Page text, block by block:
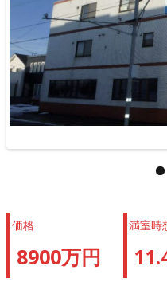
価格
8900万円
満室時